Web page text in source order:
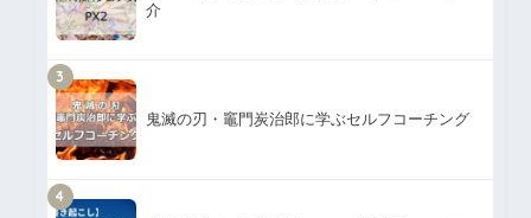
介
3
鬼滅の刃・竈門炭治郎に学ぶセルフコーチング
4